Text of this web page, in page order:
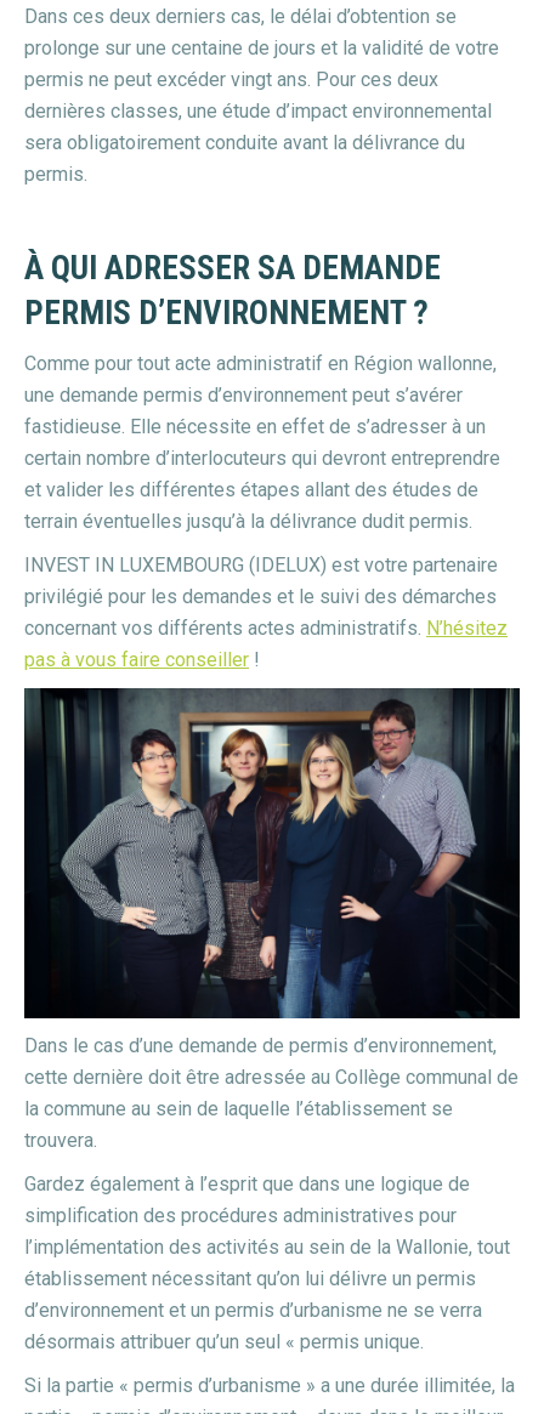
Dans ces deux derniers cas, le délai d’obtention se
prolonge sur une centaine de jours et la validité de votre
permis ne peut excéder vingt ans. Pour ces deux
dernières classes, une étude d’impact environnemental
sera obligatoirement conduite avant la délivrance du
permis.
À QUI ADRESSER SA DEMANDE
PERMIS D’ENVIRONNEMENT ?
Comme pour tout acte administratif en Région wallonne,
une demande permis d’environnement peut s’avérer
fastidieuse. Elle nécessite en effet de s’adresser à un
certain nombre d’interlocuteurs qui devront entreprendre
et valider les différentes étapes allant des études de
terrain éventuelles jusqu’à la délivrance dudit permis.
INVEST IN LUXEMBOURG (IDELUX) est votre partenaire
privilégié pour les demandes et le suivi des démarches
concernant vos différents actes administratifs. N’hésitez
pas à vous faire conseiller !
Dans le cas d’une demande de permis d’environnement,
cette dernière doit être adressée au Collège communal de
la commune au sein de laquelle l’établissement se
trouvera.
Gardez également à l’esprit que dans une logique de
simplification des procédures administratives pour
l’implémentation des activités au sein de la Wallonie, tout
établissement nécessitant qu’on lui délivre un permis
d’environnement et un permis d’urbanisme ne se verra
désormais attribuer qu’un seul « permis unique.
Si la partie « permis d’urbanisme » a une durée illimitée, la